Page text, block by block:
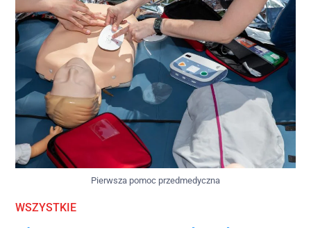
Pierwsza pomoc przedmedyczna
WSZYSTKIE